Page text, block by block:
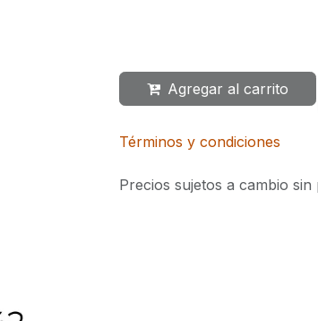
Agregar al carrito
Términos y condiciones
Precios sujetos a cambio sin